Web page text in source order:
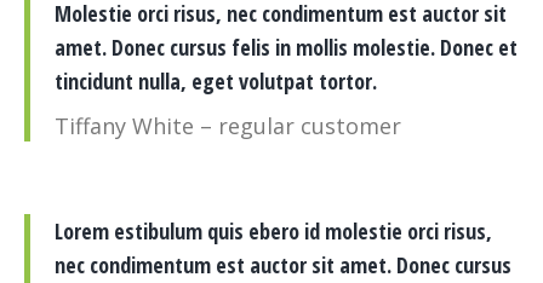
Molestie orci risus, nec condimentum est auctor sit
amet. Donec cursus felis in mollis molestie. Donec et
tincidunt nulla, eget volutpat tortor.
Tiffany White – regular customer
Lorem estibulum quis ebero id molestie orci risus,
nec condimentum est auctor sit amet. Donec cursus